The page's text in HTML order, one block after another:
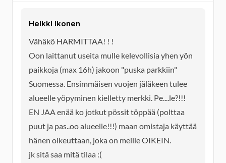
Heikki Ikonen
Vähäkö HARMITTAA! ! !
Oon laittanut useita mulle kelevollisia yhen yön
paikkoja (max 16h) jakoon "puska parkkiin"
Suomessa. Ensimmäisen vuojen jäläkeen tulee
alueelle yöpyminen kielletty merkki. Pe....le?!!!
EN JAA enää ko jotkut pössit töppää (polttaa
puut ja pas..oo alueelle!!!) maan omistaja käyttää
hänen oikeuttaan, joka on meille OIKEIN.
jk sitä saa mitä tilaa :(